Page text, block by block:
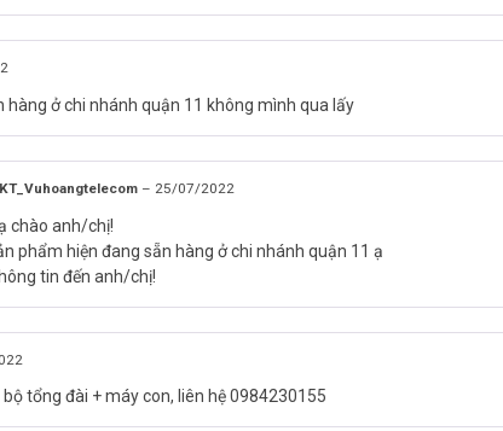
hàng ở chi nhánh quận 11 không mình qua lấy
– 25/07/2022
chào anh/chị!
phẩm hiện đang sẵn hàng ở chi nhánh quận 11 ạ
tin đến anh/chị!
tổng đài + máy con, liên hệ 0984230155